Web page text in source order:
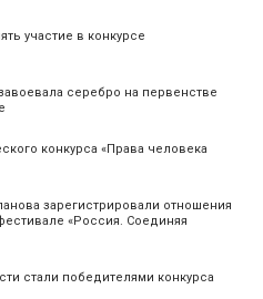
участие в конкурсе
серебро на первенстве
конкурса «Права человека
зарегистрировали отношения
«Россия. Соединяя
стали победителями конкурса